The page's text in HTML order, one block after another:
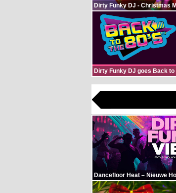
Dirty Funky DJ - Christmas
Dirty Funky DJ goes Back
Dancefloor Heat – Nieuwe